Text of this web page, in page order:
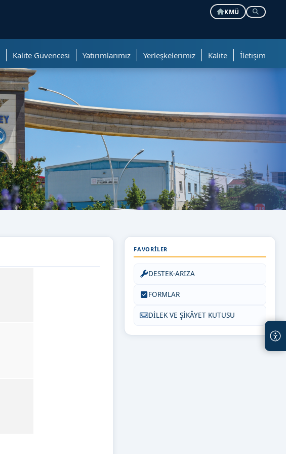
KMÜ
Kalite Güvencesi Yatırımlarımız Yerleşkelerimiz Kalite İletişim
FAVORILER
DESTEK-ARIZA
FORMLAR
DİLEK VE ŞİKÂYET KUTUSU